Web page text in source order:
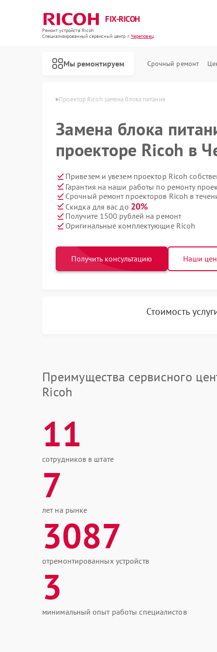
FIX-RICOH
Ремонт устройств Ricoh
Специализированный cервисный центр г.Череповец
Мы ремонтируем Срочный ремонт
Ricoh в Череповце Проектор Ricoh замена блока питания
Замена блока
проекторе Ricoh в
Привезем и увезем проектор Ricoh
Гарантия на наши работы по ремонту
Срочный ремонт проекторов Ricoh в
Скидка для вас до 20%
Получите 1500 рублей на ремонт
Оригинальные комплектующие Ricoh
Получить консультацию Наши
Стоимость
Преимущества сервисного
Ricoh
11
сотрудников в штате
7
лет на рынке
3087
отремонтированных устройств
3
минимальный опыт работы специалистов